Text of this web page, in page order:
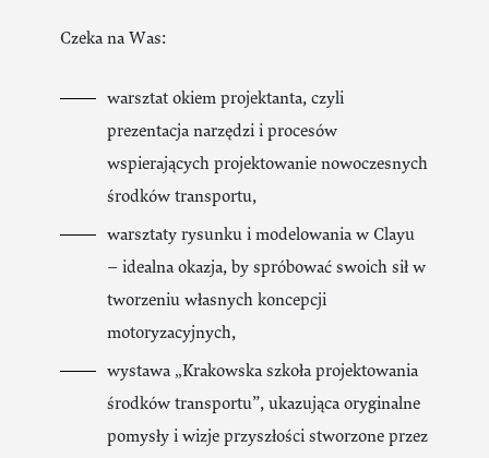
Czeka na Was:
warsztat okiem projektanta, czyli
prezentacja narzędzi i procesów
wspierających projektowanie nowoczesnych
środków transportu,
warsztaty rysunku i modelowania w Clayu
– idealna okazja, by spróbować swoich sił w
tworzeniu własnych koncepcji
motoryzacyjnych,
wystawa „Krakowska szkoła projektowania
środków transportu”, ukazująca oryginalne
pomysły i wizje przyszłości stworzone przez